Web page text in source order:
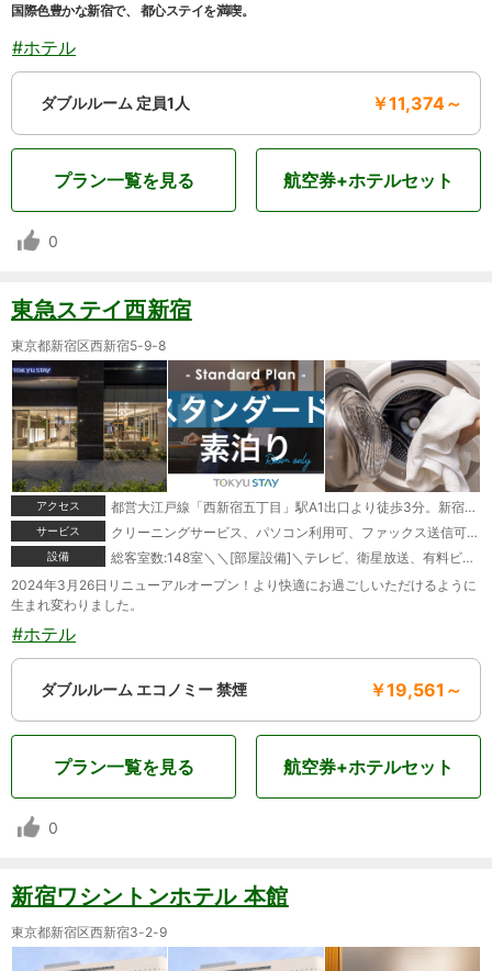
国際色豊かな新宿で、 都心ステイを満喫。
#ホテル
ダブルルーム 定員1人 ￥11,374～
プラン一覧を見る 航空券+ホテルセット
0
東急ステイ西新宿
東京都新宿区西新宿5-9-8
アクセス 都営大江戸線「西新宿五丁目」駅A1出口より徒歩3分。新宿副都心のオフィス街に近接し、東京都庁へもアクセス良好！
サービス クリーニングサービス、パソコン利用可、ファックス送信可、モーニングコール、宅配便
設備
総客室数:148室＼＼[部屋設備]＼テレビ、衛星放送、有料ビデオ、CS放送、電話、モジュラージャック、ファックス、インターネット接続(LAN形式)、インターネット接続(無線LAN形式)、湯沸かしポット、お茶セット、冷蔵庫、ドライヤー、ズボンプレッサー、ズボンプレッサー(貸出)、アイロン(貸出)、加湿器、個別空調、変圧器(貸出)、洗浄機付トイレ、石鹸(液体)、ボディーソープ、シャンプー、リンス、ハミガキセット、カミソリ、シャワーキャップ、くし、ブラシ、タオル、バスタオル、ナイトウェア、スリッパ、ミニキッチン(一部・要予約)、金庫＼＼[館内設備]＼禁煙ルーム、自動販売機
2024年3月26日リニューアルオープン！より快適にお過ごしいただけるように
生まれ変わりました。
#ホテル
ダブルルーム エコノミー 禁煙 ￥19,561～
プラン一覧を見る 航空券+ホテルセット
0
新宿ワシントンホテル 本館
東京都新宿区西新宿3-2-9